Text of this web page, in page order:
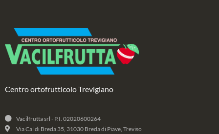
Centro ortofrutticolo Trevigiano
Vacilfrutta srl - P.I. 02020600264
Via Cal di Breda 35, 31030 Breda di Piave, Treviso